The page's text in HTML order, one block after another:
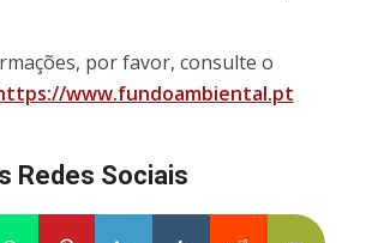
por favor, consulte o
www.fundoambiental.pt
Redes Sociais